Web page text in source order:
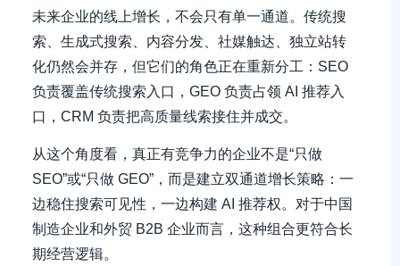
未来企业的线上增长，不会只有单一通道。传统搜
索、生成式搜索、内容分发、社媒触达、独立站转
化仍然会并存，但它们的角色正在重新分工：SEO
负责覆盖传统搜索入口，GEO 负责占领 AI 推荐入
口，CRM 负责把高质量线索接住并成交。
从这个角度看，真正有竞争力的企业不是“只做
SEO”或“只做 GEO”，而是建立双通道增长策略：一
边稳住搜索可见性，一边构建 AI 推荐权。对于中国
制造企业和外贸 B2B 企业而言，这种组合更符合长
期经营逻辑。